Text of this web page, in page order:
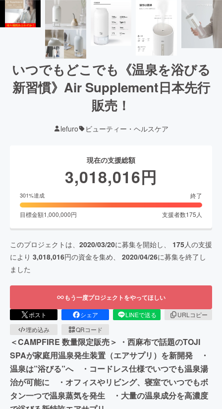
いつでもどこでも《温泉を浴びる
新習慣》Air Supplement日本先行
販売！
lefuro ビューティー・ヘルスケア
現在の支援総額
3,018,016円
301%達成 終了
目標金額1,000,000円 支援者数175 人
このプロジェクトは、 2020/03/20に募集を開始し、 175人の支援
により 3,018,016円の資金を集め、 2020/04/26に募集を終了し
ました
もう一度プロジェクトをやってほしい
ポスト シェア LINEで送る
URLコピー
埋め込み
QRコード
＜CAMPFIRE 数量限定販売＞ ・西麻布で話題のTOJI
SPAが家庭用温泉発生装置（エアサプリ）を新開発 ・
温泉は”浴びる”へ ・コードレス仕様でいつでも温泉湯
治が可能に ・オフィスやリビング、寝室でいつでもボ
タン一つで温泉蒸気を発生 ・大量の温泉成分を高濃度